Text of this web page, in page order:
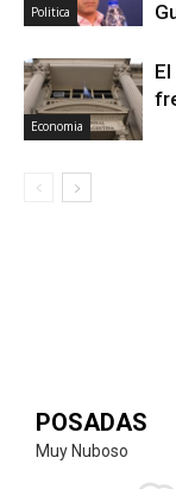
Politica
Economia
POSADAS
Muy Nuboso